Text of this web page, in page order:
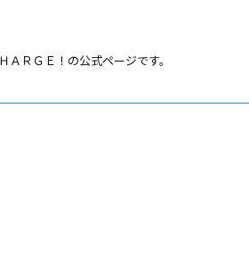
ＲＧＥ！の公式ページです。